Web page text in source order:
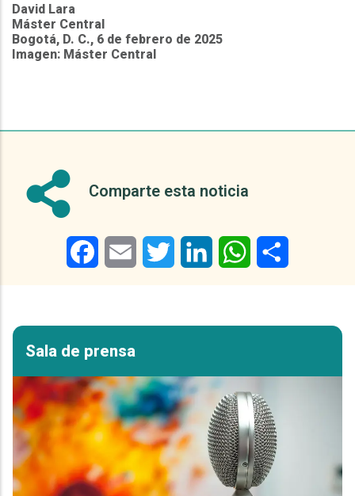
David Lara
Máster Central
Bogotá, D. C., 6 de febrero de 2025
Imagen: Máster Central
Comparte esta noticia
FacebookEmail Twitter LinkedIn WhatsApp
Sala de prensa